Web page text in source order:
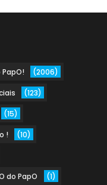
PapO! (2006)
(123)
(15)
! (10)
do PapO (1)